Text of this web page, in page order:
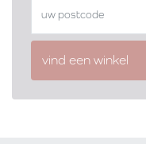
vind een winkel